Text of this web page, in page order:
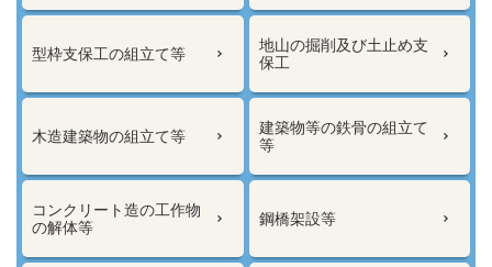
型枠支保工の組立て等
地山の掘削及び土止め支
保工
木造建築物の組立て等
建築物等の鉄骨の組立て
等
コンクリート造の工作物
の解体等
鋼橋架設等